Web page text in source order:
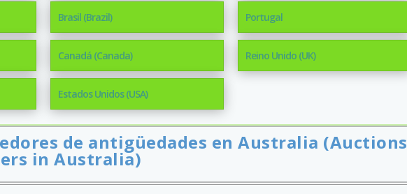
Brasil (Brazil)
Canadá (Canada)
Estados Unidos (USA)
Portugal
Reino Unido (UK)
de antigüedades en Australia (Auctions
in Australia)